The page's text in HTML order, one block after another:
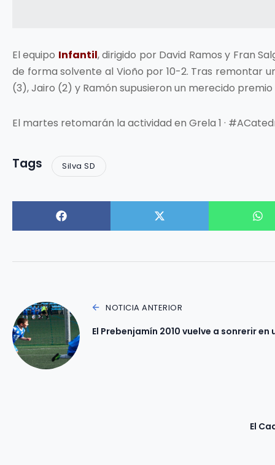
El equipo Infantil, dirigido por David Ramos y Fran
de forma solvente al Vioño por 10-2. Tras remontar
(3), Jairo (2) y Ramón supusieron un merecido
El martes retomarán la actividad en Grela 1 ·
Tags Silva SD
NOTICIA ANTERIOR
El Prebenjamín 2010 vuelve a sonrerir
El